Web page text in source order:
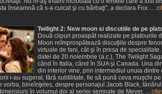
înseamnă că s-a culcat şi cu bărbaţi", a declara Fox. ...
Twilight 2: New moon si discutiile de pe
Două clipuri proaspăt realizate pe platourile
Moon reîmprospătează discuţiile despre
virtuale de fani, cât şi în presa de
datei de 20 noiembrie (a.c.), The Twilight
când în Italia, când în SUA şi Canada. Una
din interior vine, prin intermediul unuia dintre
i-au sugerat, fără subtilitate, fie să pună ceva muşchi
vorba, bineînţeles, despre personajul Jacob Black,
în volumul doi al seriei semnate de Meyer. ...